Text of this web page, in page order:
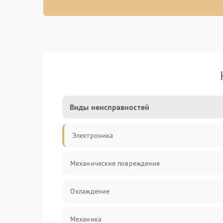
Виды неисправностей
Электроника
Механические повреждения
Охлаждение
Механика